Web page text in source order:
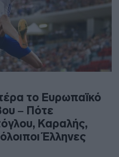
το Ευρωπαϊκό
– Πότε
Καραλής,
Έλληνες